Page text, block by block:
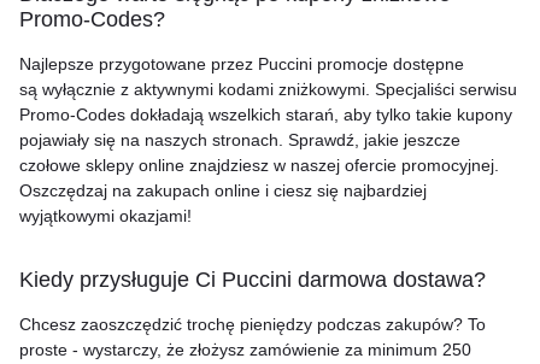
Promo-Codes?
Najlepsze przygotowane przez Puccini promocje dostępne
są wyłącznie z aktywnymi kodami zniżkowymi. Specjaliści serwisu
Promo-Codes dokładają wszelkich starań, aby tylko takie kupony
pojawiały się na naszych stronach. Sprawdź, jakie jeszcze
czołowe sklepy online znajdziesz w naszej ofercie promocyjnej.
Oszczędzaj na zakupach online i ciesz się najbardziej
wyjątkowymi okazjami!
Kiedy przysługuje Ci Puccini darmowa dostawa?
Chcesz zaoszczędzić trochę pieniędzy podczas zakupów? To
proste - wystarczy, że złożysz zamówienie za minimum 250